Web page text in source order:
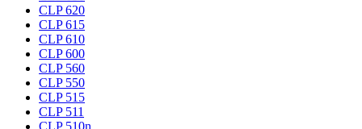
CLP 620
CLP 615
CLP 610
CLP 600
CLP 560
CLP 550
CLP 515
CLP 511
CLP 510n